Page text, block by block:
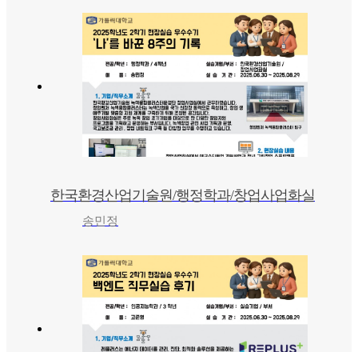
한국환경산업기술원/행정학과/창업사업화실
송민정